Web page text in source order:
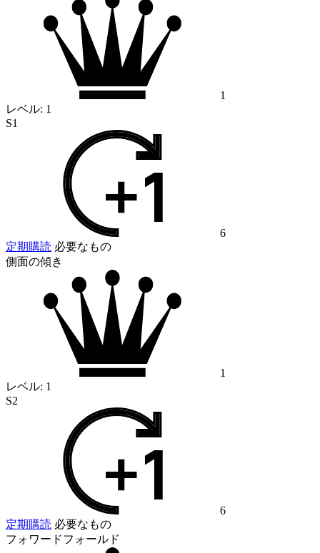
1
レベル: 1
S1
6
定期購読 必要なもの
側面の傾き
1
レベル: 1
S2
6
定期購読 必要なもの
フォワードフォールド